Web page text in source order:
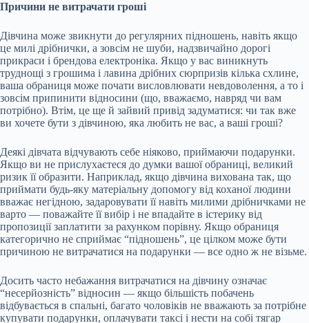
Причини не витрачати гроші
Дівчина може звикнути до регулярних підношень, навіть якщо
це милі дрібнички, а зовсім не шуби, надзвичайно дорогі
прикраси і брендова електроніка. Якщо у вас виникнуть
труднощі з грошима і лавина дрібних сюрпризів кілька схлине,
ваша обраниця може почати висловлювати невдоволення, а то і
зовсім припинити відносини (що, вважаємо, навряд чи вам
потрібно). Втім, це ще й зайвий привід задуматися: чи так вже
ви хочете бути з дівчиною, яка любить не вас, а ваші гроші?
Деякі дівчата відчувають себе ніяково, приймаючи подарунки.
Якщо ви не прислухаєтеся до думки вашої обраниці, великий
ризик її образити. Наприклад, якщо дівчина вихована так, що
приймати будь-яку матеріальну допомогу від коханої людини
вважає негідною, задаровувати її навіть милими дрібничками не
варто — поважайте її вибір і не впадайте в істерику від
пропозиції заплатити за рахунком порівну. Якщо обраниця
категорично не сприймає “підношень”, це цілком може бути
причиною не витрачатися на подарунки — все одно ж не візьме.
Досить часто небажання витрачатися на дівчину означає
“несерйозність” відносин — якщо більшість побачень
відбувається в спальні, багато чоловіків не вважають за потрібне
купувати подарунки, оплачувати таксі і нести на собі тягар